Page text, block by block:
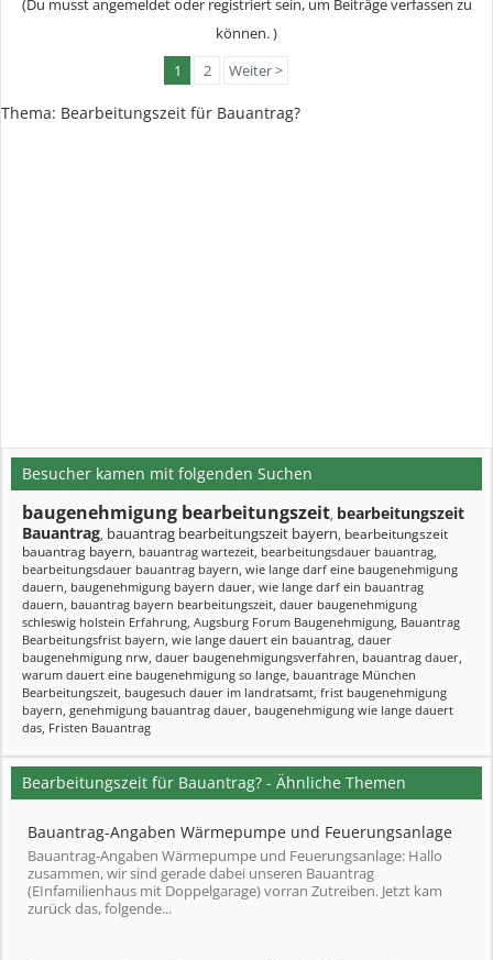
(Du musst angemeldet oder registriert sein, um Beiträge verfassen zu
können. )
1
2 Weiter >
Thema: Bearbeitungszeit für Bauantrag?
Besucher kamen mit folgenden Suchen
baugenehmigung bearbeitungszeit, bearbeitungszeit
Bauantrag, bauantrag bearbeitungszeit bayern, bearbeitungszeit
bauantrag bayern, bauantrag wartezeit, bearbeitungsdauer bauantrag,
bearbeitungsdauer bauantrag bayern, wie lange darf eine baugenehmigung
dauern, baugenehmigung bayern dauer, wie lange darf ein bauantrag
dauern, bauantrag bayern bearbeitungszeit, dauer baugenehmigung
schleswig holstein Erfahrung, Augsburg Forum Baugenehmigung, Bauantrag
Bearbeitungsfrist bayern, wie lange dauert ein bauantrag, dauer
baugenehmigung nrw, dauer baugenehmigungsverfahren, bauantrag dauer,
warum dauert eine baugenehmigung so lange, bauantrage München
Bearbeitungszeit, baugesuch dauer im landratsamt, frist baugenehmigung
bayern, genehmigung bauantrag dauer, baugenehmigung wie lange dauert
das, Fristen Bauantrag
Bearbeitungszeit für Bauantrag? - Ähnliche Themen
Bauantrag-Angaben Wärmepumpe und Feuerungsanlage
Bauantrag-Angaben Wärmepumpe und Feuerungsanlage: Hallo
zusammen, wir sind gerade dabei unseren Bauantrag
(EInfamilienhaus mit Doppelgarage) vorran Zutreiben. Jetzt kam
zurück das, folgende...